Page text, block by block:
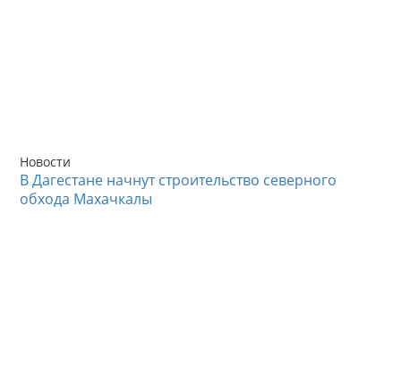
Новости
В Дагестане начнут строительство северного
обхода Махачкалы